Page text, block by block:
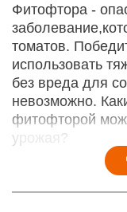
Фитофтора -
томатов.
использовать
без вреда для
невозможно.
фитофторой
урожая?